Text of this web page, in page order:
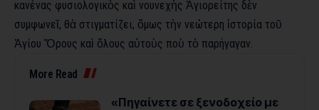
κανένας φυσιολογικὸς καὶ νουνεχὴς Ἁγιορείτης δὲν
συμφωνεῖ, θὰ στιγματίζει, ὅμως τὴν νεώτερη ἱστορία τοῦ
Ἁγίου Ὄρους καὶ ὅλους αὐτοὺς ποὺ τὸ παρήγαγαν.
More Read
«Πηγαίνετε σε ξενοδοχείο με